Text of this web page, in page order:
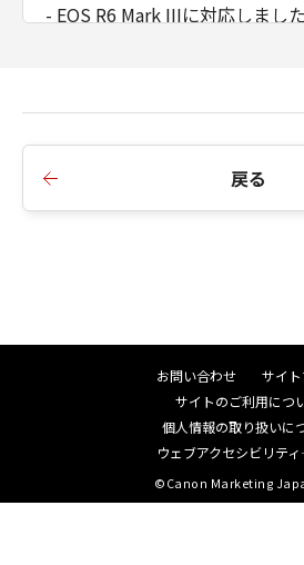
- EOS R6 Mark IIIに対応しました
- レンズマスク機能を改善しまし
- 自動水平補正機能を改善しま
[Windows]の変更点
- EOS R50 Vに対応しました。
■EOS VR Plugin 1.5.10 for
戻る
お問い合わせ
サイ
サイトのご利用につ
個人情報の取り扱いに
ウェブアクセシビリテ
©Canon Marketing